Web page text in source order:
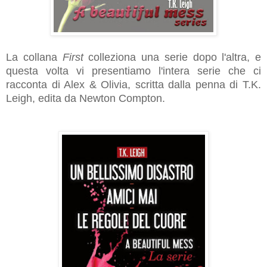
La collana Firstcolleziona una serie dopo l'altra, e
questa volta vi presentiamo l'intera serie che ci
racconta di Alex & Olivia, scritta dalla penna di T.K.
Leigh, edita da Newton Compton.